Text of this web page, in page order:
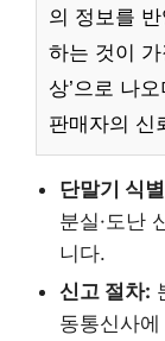
의 정보를
하는 것이
상’으로 나
판매자의 신
단말기 식
분실·도난
니다.
신고 절차:
동통신사